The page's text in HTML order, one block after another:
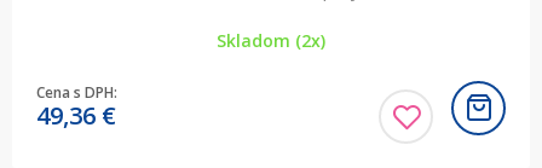
Skladom (2x)
Cena s DPH:
49,36 €